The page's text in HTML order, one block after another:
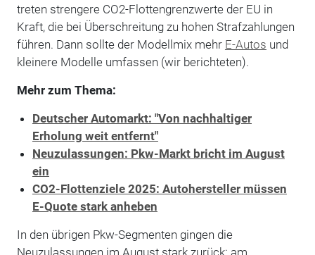
treten strengere CO2-Flottengrenzwerte der EU in
Kraft, die bei Überschreitung zu hohen Strafzahlungen
führen. Dann sollte der Modellmix mehr E-Autos und
kleinere Modelle umfassen (wir berichteten).
Mehr zum Thema:
Deutscher Automarkt: "Von nachhaltiger
Erholung weit entfernt"
Neuzulassungen: Pkw-Markt bricht im August
ein
CO2-Flottenziele 2025: Autohersteller müssen
E-Quote stark anheben
In den übrigen Pkw-Segmenten gingen die
Neuzulassungen im August stark zurück: am